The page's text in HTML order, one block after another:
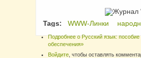
Tags: WWW-Линки
Подробнеео Русский язык:
обеспечения»
Войдите, чтобы оставлять